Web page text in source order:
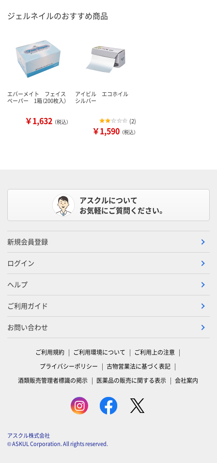
ジェルネイルのおすすめ商品
エバーメイト フェイス
ペーパー 1箱（200枚入）
￥1,632 （税込）
アイビル エコホイル
シルバー
(2)
￥1,590 （税込）
アスクルについて
お気軽にご質問ください。
新規会員登録
ログイン
ヘルプ
ご利用ガイド
お問い合わせ
ご利用規約 ご利用環境について
ご利用上の注意
プライバシーポリシー
古物営業法に基づく表記
酒類販売管理者標識の掲示
医薬品の販売に関する表示 会社案内
アスクル株式会社
© ASKUL Corporation. All rights reserved.